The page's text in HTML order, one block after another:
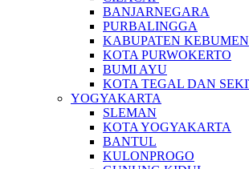
BANJARNEGARA
PURBALINGGA
KABUPATEN KEBUMEN
KOTA PURWOKERTO
BUMI AYU
KOTA TEGAL DAN
YOGYAKARTA
SLEMAN
KOTA YOGYAKARTA
BANTUL
KULONPROGO